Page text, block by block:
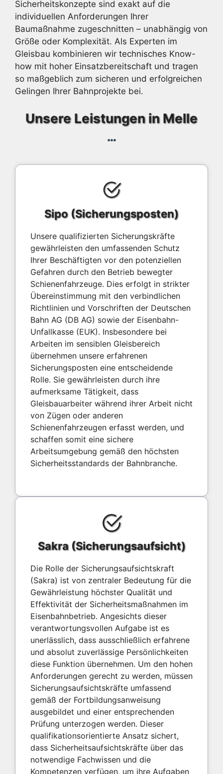
Sicherheitskonzepte sind exakt auf die
individuellen Anforderungen Ihrer
Baumaßnahme zugeschnitten – unabhängig von
Größe oder Komplexität. Als Experten im
Gleisbau kombinieren wir technisches Know-
how mit hoher Einsatzbereitschaft und tragen
so maßgeblich zum sicheren und erfolgreichen
Gelingen Ihrer Bahnprojekte bei.
Unsere Leistungen in Melle
Sipo (Sicherungsposten)
Unsere qualifizierten Sicherungskräfte
gewährleisten den umfassenden Schutz
Ihrer Beschäftigten vor den potenziellen
Gefahren durch den Betrieb bewegter
Schienenfahrzeuge. Dies erfolgt in strikter
Übereinstimmung mit den verbindlichen
Richtlinien und Vorschriften der Deutschen
Bahn AG (DB AG) sowie der Eisenbahn-
Unfallkasse (EUK). Insbesondere bei
Arbeiten im sensiblen Gleisbereich
übernehmen unsere erfahrenen
Sicherungsposten eine entscheidende
Rolle. Sie gewährleisten durch ihre
aufmerksame Tätigkeit, dass
Gleisbauarbeiter während ihrer Arbeit nicht
von Zügen oder anderen
Schienenfahrzeugen erfasst werden, und
schaffen somit eine sichere
Arbeitsumgebung gemäß den höchsten
Sicherheitsstandards der Bahnbranche.
Sakra (Sicherungsaufsicht)
Die Rolle der Sicherungsaufsichtskraft
(Sakra) ist von zentraler Bedeutung für die
Gewährleistung höchster Qualität und
Effektivität der Sicherheitsmaßnahmen im
Eisenbahnbetrieb. Angesichts dieser
verantwortungsvollen Aufgabe ist es
unerlässlich, dass ausschließlich erfahrene
und absolut zuverlässige Persönlichkeiten
diese Funktion übernehmen. Um den hohen
Anforderungen gerecht zu werden, müssen
Sicherungsaufsichtskräfte umfassend
gemäß der Fortbildungsanweisung
ausgebildet und einer entsprechenden
Prüfung unterzogen werden. Dieser
qualifikationsorientierte Ansatz sichert,
dass Sicherheitsaufsichtskräfte über das
notwendige Fachwissen und die
Kompetenzen verfügen, um ihre Aufgaben